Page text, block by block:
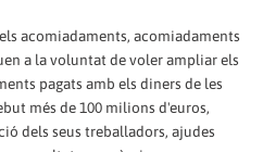
acomiadaments, acomiadaments
a la voluntat de voler ampliar els
pagats amb els diners de les
més de 100 milions d'euros,
dels seus treballadors, ajudes